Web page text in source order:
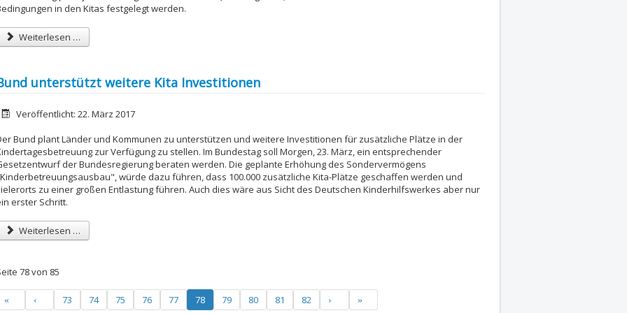
in den Kitas festgelegt werden.
Weiterlesen …
unterstützt weitere Kita Investitionen
Veröffentlicht: 22. März 2017
Bund plant Länder und Kommunen zu unterstützen und weitere Investitionen für zusätzliche Plätze in der
zur Verfügung zu stellen. Im Bundestag soll Morgen, 23. März, ein entsprechender
der Bundesregierung beraten werden. Die geplante Erhöhung des Sondervermögens
würde dazu führen, dass 100.000 zusätzliche Kita-Plätze geschaffen werden und
zu einer großen Entlastung führen. Auch dies wäre aus Sicht des Deutschen Kinderhilfswerkes aber nur
erster Schritt.
Weiterlesen …
78 von 85
73 74 75 76 77 78 79 80 81 82